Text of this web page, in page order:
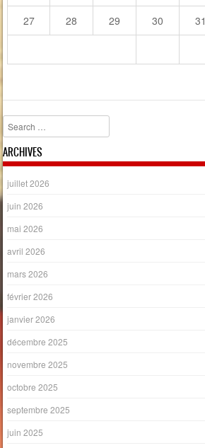
27 28 29 30 31
Search
ARCHIVES
juillet 2026
juin 2026
mai 2026
avril 2026
mars 2026
février 2026
janvier 2026
décembre 2025
novembre 2025
octobre 2025
septembre 2025
juin 2025